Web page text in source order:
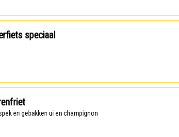
speciaal
spek en gebakken ui en champignon